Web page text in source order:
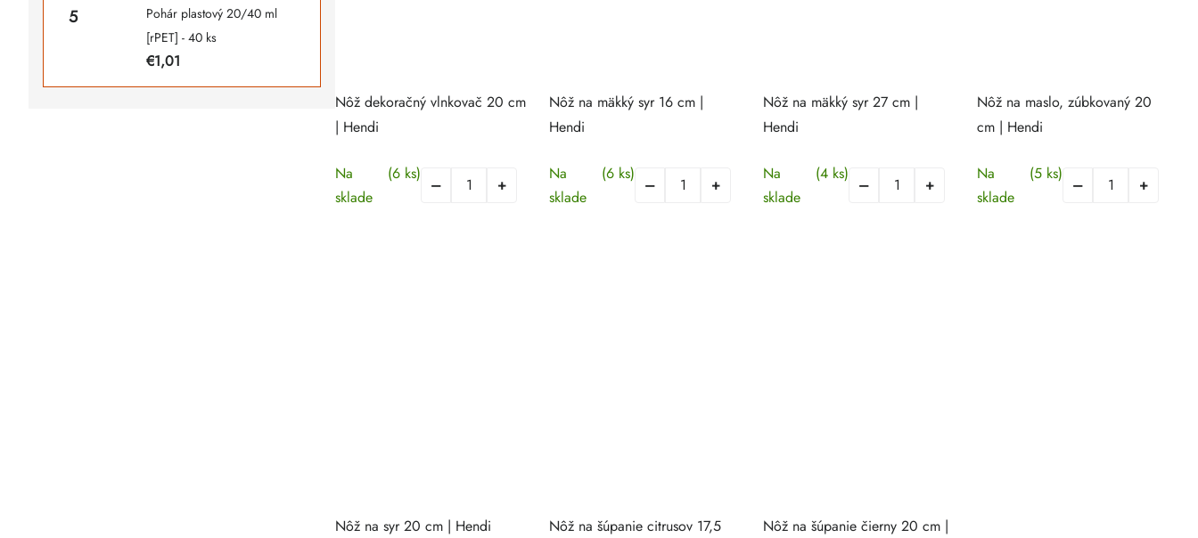
Pohár plastový 20/40 ml
[rPET] - 40 ks
€1,01
Nôž dekoračný vlnkovač 20 cm
| Hendi
Na
sklade
(6 ks)
Nôž na mäkký syr 16 cm |
Hendi
Na
sklade
(6 ks)
Nôž na mäkký syr 27 cm |
Hendi
Na
sklade
(4 ks)
Nôž na maslo, zúbkovaný 20
cm | Hendi
Na
sklade
(5 ks)
Nôž na syr 20 cm | Hendi
Nôž na šúpanie citrusov 17,5
Nôž na šúpanie čierny 20 cm |